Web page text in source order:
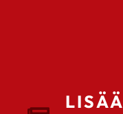
LISÄÄ